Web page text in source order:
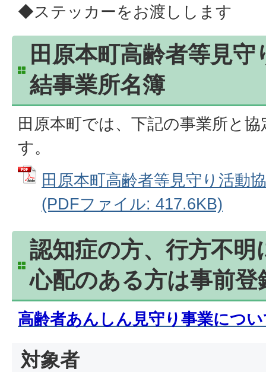
◆ステッカーをお渡しします
田原本町高齢者等見守
結事業所名簿
田原本町では、下記の事業所と
す。
田原本町高齢者等見守り活動
(PDFファイル: 417.6KB)
認知症の方、行方不明
心配のある方は事前登
高齢者あんしん見守り事業につ
対象者